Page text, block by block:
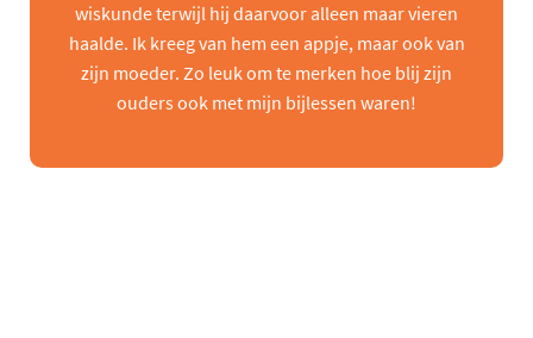
wiskunde terwijl hij daarvoor alleen maar vieren
haalde. Ik kreeg van hem een appje, maar ook van
zijn moeder. Zo leuk om te merken hoe blij zijn
ouders ook met mijn bijlessen waren!